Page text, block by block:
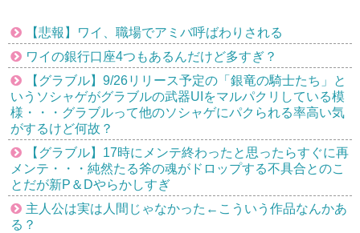
【悲報】ワイ、職場でアミバ呼ばわりされる
ワイの銀行口座4つもあるんだけど多すぎ？
【グラブル】9/26リリース予定の「銀竜の騎士たち」と
いうソシャゲがグラブルの武器UIをマルパクリしている模
様・・・グラブルって他のソシャゲにパクられる率高い気
がするけど何故？
【グラブル】17時にメンテ終わったと思ったらすぐに再
メンテ・・・純然たる斧の魂がドロップする不具合とのこ
とだが新P＆Dやらかしすぎ
主人公は実は人間じゃなかった←こういう作品なんかあ
る？